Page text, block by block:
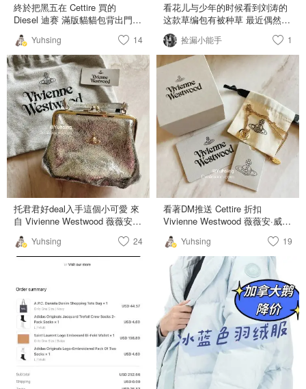
終於把黑五在 Cettire 買的
Diesel 迪赛 滿版貓貓包背出門啦
～🐈 這包好多地方都賣完 Cettire
不只有貨，還定價優勢➕額外折
扣 出貨也算快 收到這包本尊看
著滿滿的貓貓太滿意了 給它裝了
長腿 Hello Kitty 凯蒂猫 吊飾 這
隻Kitty穿搭跟平常t shirt 牛仔褲
的我簡直ㄧ模一樣 目的地是奈良
美智的攝影展—繞遠路的風景 這
次不是畫展 而是展出奈良老師用
相機或手機拍下的日常📷 我特別
喜歡旅行的山子系列🤍 奈良老師
利用回收紙箱作了山子姐妹 體積
比較大的山子姊姊放不進車子被
另外寄送 後來奈良老師開車載山
子沿途旅行回家而誕生的作品 其
他照片也有好多可愛小動物也有
大量的貓貓 看完讓人心情溫暖開
心的攝影展🤍
Yuhsing 14
看花儿与少年的时候看到刘涛的
这款草编包有被种草 最近偶然看
到cettier上面有在打折 最后含税
515拿下 拿到实物之后感觉超值
内衬就是一个小背包 还特别厚实
草包的质量也特别好 确定吊打
loewe 超满意的
捡漏小能手 1
托君君好deal入手這個小可愛 來
自 Vivienne Westwood 薇薇安·
威斯特伍德 銀色口金包 莫名想
要銀色包包 趁 Cettire 有額外9️⃣
折沖了 從義大利發貨 四天收到
Granny Frame Purse 可手提、
內袋 尺寸不大但放短夾、手機、
小鏡子口紅沒問題 包包是銀色皺
摺皮革 小土星🪐、鏈條等五金細
節是金色的 所以首飾佩戴金色或
銀色皆可👌 內裏圖案的Baby Orb
顏色粉嫩可可愛愛 這個包就是放
金屬銀色 融入日常穿搭 要甜要
Yuhsing 24
看著DM推送 Cettire 折扣
Vivienne Westwood 薇薇安·威斯
特伍德 定價優勢➕額外10% 一直
以來都想要一條立體土星項鍊 好
價格忍不住拿下💕 New Petite
Orb Pendant Necklace 土星立体
吊坠项链 有金色/銀色 實品太美
了❤️❤️❤️ 小小立體的土星上頭有
多色小水鑽 中間的球體十分晶透
比網上圖片更細緻好看 長度有三
段可調節 雖然是Petite尺寸但我
覺得這土星大小正好 日常穿搭都
好搭配不會誇張 疊戴也OK 原本
擔心立體的土星環接觸皮膚會不
舒服 實際戴起來沒什麼感覺❤️
Yuhsing 19